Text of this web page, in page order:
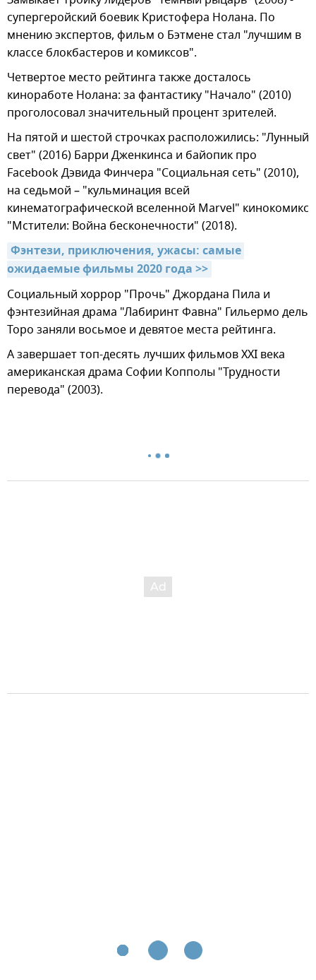
супергеройский боевик Кристофера Нолана. По
мнению экспертов, фильм о Бэтмене стал "лучшим в
классе блокбастеров и комиксов".
Четвертое место рейтинга также досталось
киноработе Нолана: за фантастику "Начало" (2010)
проголосовал значительный процент зрителей.
На пятой и шестой строчках расположились: "Лунный
свет" (2016) Барри Дженкинса и байопик про
Facebook Дэвида Финчера "Социальная сеть" (2010),
на седьмой – "кульминация всей
кинематографической вселенной Marvel" кинокомикс
"Мстители: Война бесконечности" (2018).
Фэнтези, приключения, ужасы: самые
ожидаемые фильмы 2020 года >>
Социальный хоррор "Прочь" Джордана Пила и
фэнтезийная драма "Лабиринт Фавна" Гильермо дель
Торо заняли восьмое и девятое места рейтинга.
А завершает топ-десять лучших фильмов ХХI века
американская драма Софии Копполы "Трудности
перевода" (2003).